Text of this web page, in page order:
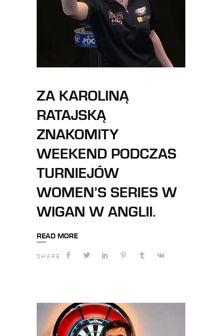
ZA KAROLINĄ
RATAJSKĄ
ZNAKOMITY
WEEKEND PODCZAS
TURNIEJÓW
WOMEN’S SERIES W
WIGAN W ANGLII.
READ MORE
SHARE